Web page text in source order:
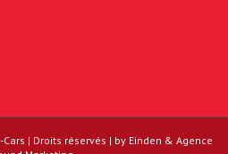
| Droits réservés | by Einden & Agence